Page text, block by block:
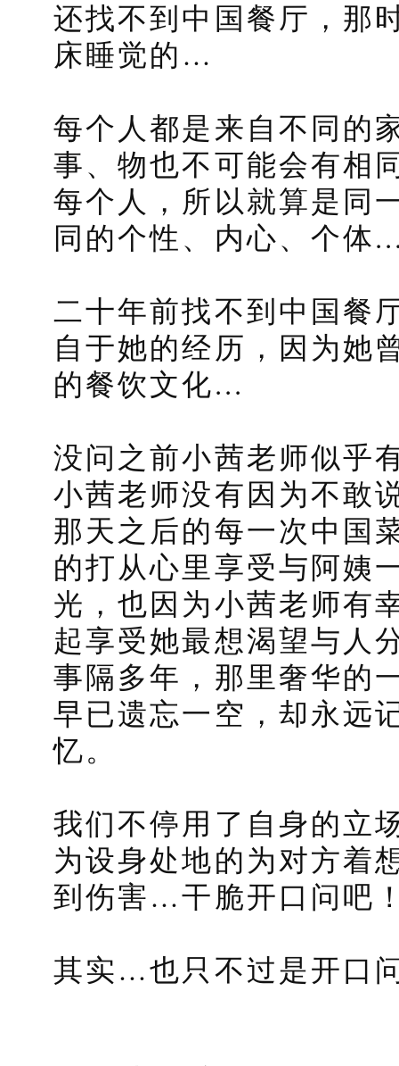
还找不到中国餐厅，那
床睡觉的…
每个人都是来自不同的
事、物也不可能会有相
每个人，所以就算是同
同的个性、内心、个体
二十年前找不到中国餐
自于她的经历，因为她
的餐饮文化...
没问之前小茜老师似乎
小茜老师没有因为不敢
那天之后的每一次中国
的打从心里享受与阿姨
光，也因为小茜老师有
起享受她最想渴望与人
事隔多年，那里奢华的
早已遗忘一空，却永远
忆。
我们不停用了自身的立
为设身处地的为对方着
到伤害…干脆开口问吧
其实…也只不过是开口